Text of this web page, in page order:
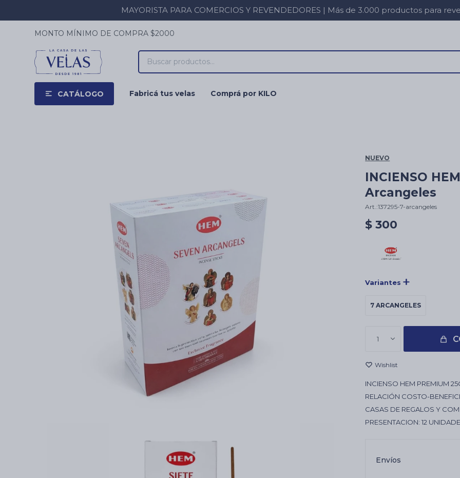
MAYORISTA PARA COMERCIOS Y REVENDEDORES | Más de 3.000 productos para
CATÁLOGO Fabricá tus velas Comprá por KILO
MONTO MÍNIMO DE COMPRA $2000
NUEVO
INCIENSO
Arcangeles
137295-7-arcangeles
$ 300
Variantes
7 ARCANGELES
1
INCIENSO HEM PREMIUM
RELACIÓN COSTO-
CASAS DE REGALOS Y
PRESENTACION: 12
Envíos